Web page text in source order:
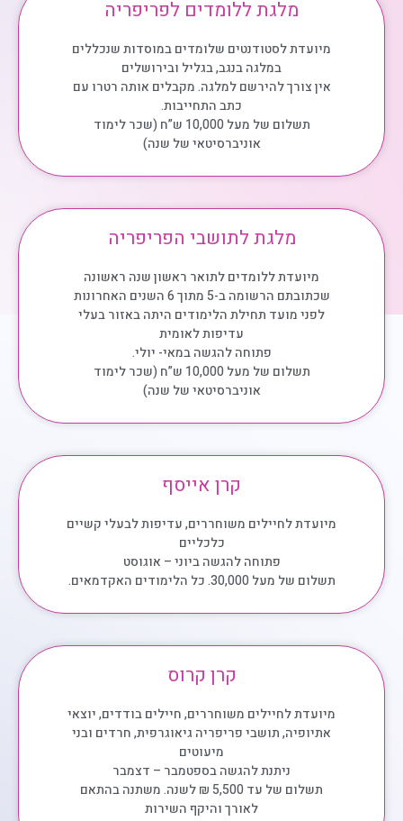
מלגת ללומדים לפריפריה
מיועדת לסטודנטים שלומדים במוסדות שנכללים
במלגה בנגב, בגליל ובירושלים
אין צורך להירשם למלגה. מקבלים אותה רטרו עם
כתב התחייבות.
תשלום של מעל 10,000 ש”ח (שכר לימוד
אוניברסיטאי של שנה)
מלגת לתושבי הפריפריה
מיועדת ללומדים לתואר ראשון שנה ראשונה
שכתובתם הרשומה ב-5 מתוך 6 השנים האחרונות
לפני מועד תחילת הלימודים היתה באזור בעלי
עדיפות לאומית
פתוחה להגשה במאי- יולי.
תשלום של מעל 10,000 ש”ח (שכר לימוד
אוניברסיטאי של שנה)
קרן אייסף
מיועדת לחיילים משוחררים, עדיפות לבעלי קשיים
כלכליים
פתוחה להגשה ביוני – אוגוסט
תשלום של מעל 30,000. כל הלימודים האקדמאים.
קרן קרוס
מיועדת לחיילים משוחררים, חיילים בודדים, יוצאי
אתיופיה, תושבי פריפריה גיאוגרפית, חרדים ובני
מיעוטים
ניתנת להגשה בספטמבר – דצמבר
תשלום של עד 5,500 ₪ לשנה. משתנה בהתאם
לאורך והיקף השירות